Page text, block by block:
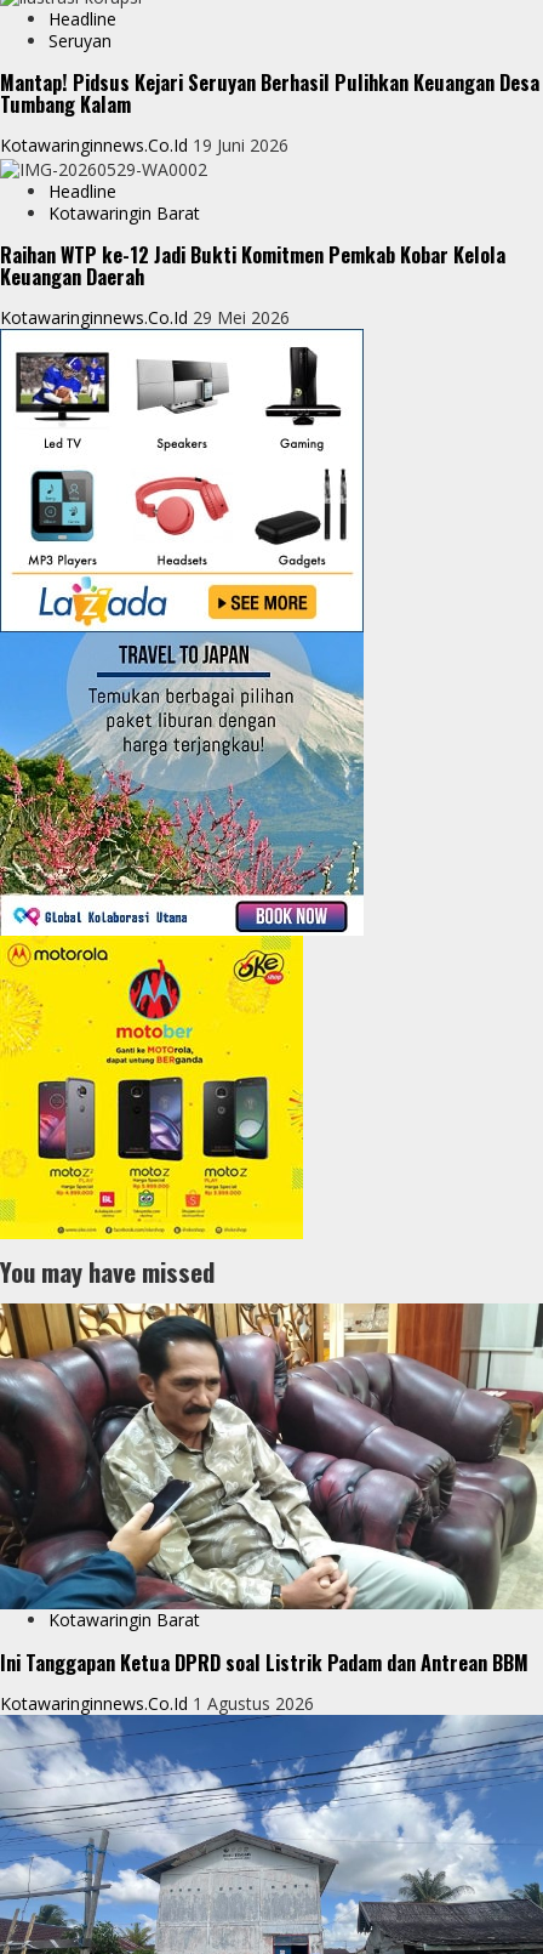
Headline
Seruyan
Mantap! Pidsus Kejari Seruyan Berhasil Pulihkan Keuangan Desa
Tumbang Kalam
Kotawaringinnews.co.id 19 Juni 2026
Headline
Kotawaringin Barat
Raihan WTP ke-12 Jadi Bukti Komitmen Pemkab Kobar Kelola
Keuangan Daerah
Kotawaringinnews.co.id 29 Mei 2026
You may have missed
Kotawaringin Barat
Ini Tanggapan Ketua DPRD soal Listrik Padam dan Antrean BBM
Kotawaringinnews.co.id 1 Agustus 2026